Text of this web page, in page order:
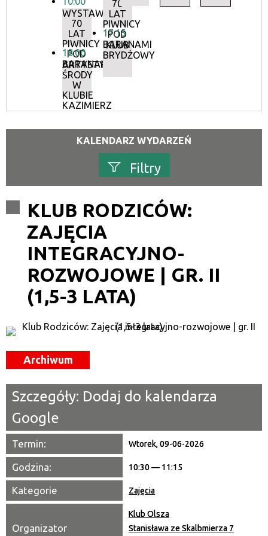
WYSTAWA:
70
LAT
PIWNICY
POD
BARANAMI
18:00
ARTYSTYCZNE
ŚRODY
W
KLUBIE
KAZIMIERZ
70
LAT
PIWNICY
POD
BARANAMI
17:15
KLUB
BRYDŻOWY
KALENDARZ WYDARZEŃ
Filtry
Kategoria
Trwające w zakresie
—
Miejsce
Organizator
KLUB RODZICÓW:
ZAJĘCIA
INTEGRACYJNO-
ROZWOJOWE | GR. II
(1,5-3 LATA)
Archiwum
Szczegóły: Dodaj do kalendarza
Google
Termin: Wtorek, 09-06-2026
Godzina: 10:30 — 11:15
Kategorie Zajęcia
Organizator
Klub Olsza
Stanisława ze Skalbmierza 7